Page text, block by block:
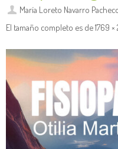
María Loreto Navarro
El tamaño completo es de1769